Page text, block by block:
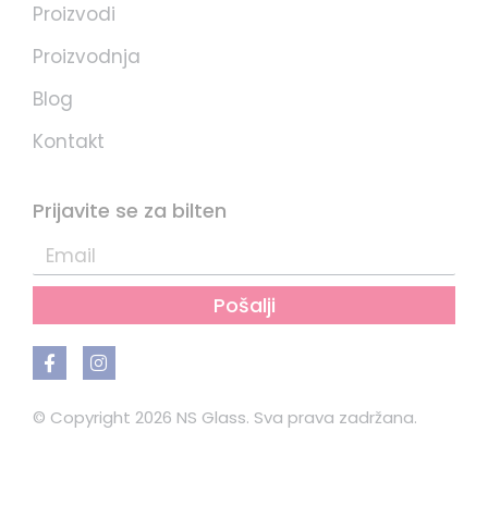
Proizvodi
Proizvodnja
Blog
Kontakt
Prijavite se za bilten
Pošalji
© Copyright 2026 NS Glass. Sva prava zadržana.